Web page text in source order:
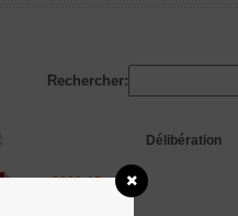
Rechercher:
Délibération
2020-15